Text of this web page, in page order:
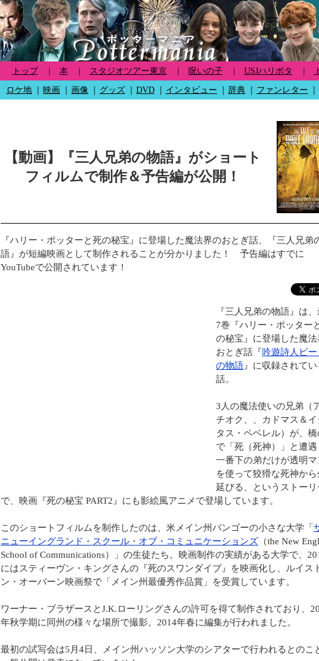
トップ 本 スタジオツアー東京 呪いの子 USJハリポタ
ロケ地 映画 画像 グッズ DVD インタビュー 辞典 ファンレター
【動画】『三人兄弟の物語』がショート
フィルムで制作＆予告編が公開！
『ハリー・ポッターと死の秘宝』に登場した魔法界のおとぎ話、『三人兄弟
語』が短編映画として制作されることが分かりました！ 予告編はすでに
YouTubeで公開されています！
『三人兄弟の物語』は
7巻『ハリー・ポッター
の秘宝』に登場した魔法
おとぎ話『吟遊詩人ビ
の物語 』に収録されてい
話。
3人の魔法使いの兄弟（
チオク、、カドマス＆イ
タス・ペベレル）が、橋
で「死（死神）」と遭遇
一番下の弟だけが透明マ
を使って狡猾な死神から
延びる、というストーリ
で、映画『死の秘宝 PART2』にも影絵風アニメで登場しています。
このショートフィルムを制作したのは、米メイン州バンゴーの小さな大学「
ニューイングランド・スクール・オブ・コミュニケーションズ （the New
School of Communications）」の生徒たち。映画制作の実績がある大学で、
にはスティーヴン・キングさんの『死のスワンダイブ』を映画化し、ルイス
ン・オーバーン映画祭で「メイン州最優秀作品賞」を受賞しています。
ワーナー・ブラザースとJ.K.ローリングさんの許可を得て制作されており、
年秋学期に同州の様々な場所で撮影。2014年春に編集が行われました。
最初の試写会は5月4日、メイン州ハッソン大学のシアターで行われるとのこ